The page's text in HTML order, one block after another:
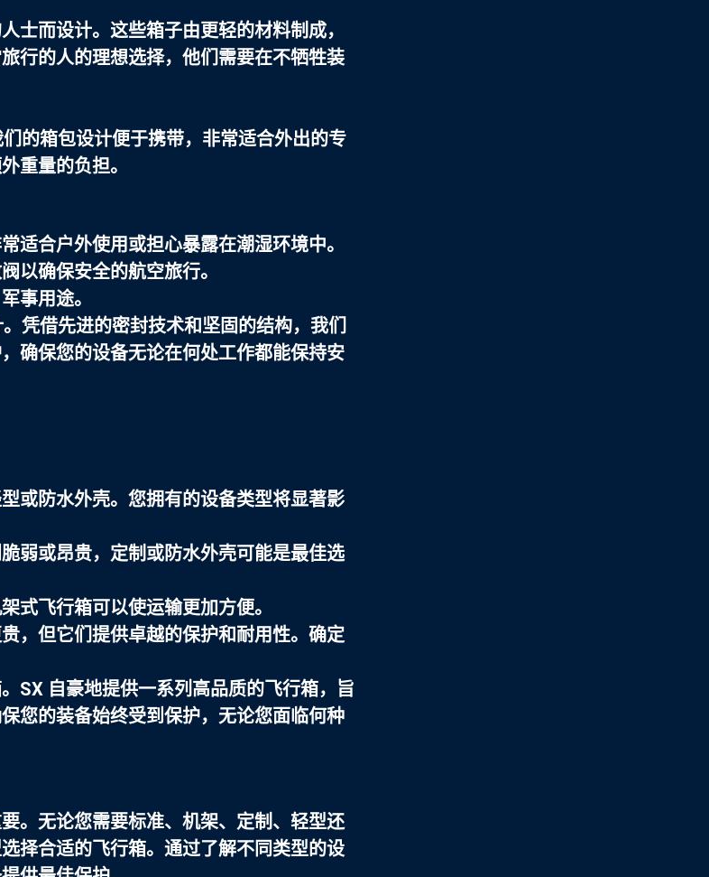
士而设计。这些箱子由更轻的材料制成，
行的人的理想选择，他们需要在不牺牲装
的箱包设计便于携带，非常适合外出的专
重量的负担。
适合户外使用或担心暴露在潮湿环境中。
以确保安全的航空旅行。
事用途。
凭借先进的密封技术和坚固的结构，我们
确保您的设备无论在何处工作都能保持安
或防水外壳。您拥有的设备类型将显著影
弱或昂贵，定制或防水外壳可能是最佳选
式飞行箱可以使运输更加方便。
，但它们提供卓越的保护和耐用性。确定
SX 自豪地提供一系列高品质的飞行箱，旨
您的装备始终受到保护，无论您面临何种
。无论您需要标准、机架、定制、轻型还
择合适的飞行箱。通过了解不同类型的设